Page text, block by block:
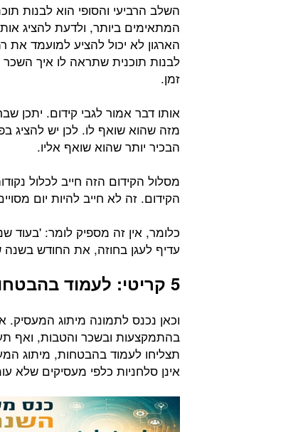
השלב הרביעי והסופי הוא לבנות
המתאימים ביותר, ולדעת להציג
הארגון לא יכול להציע למועמד
לבנות תוכנית שתראה לו איך השכר
זמן.
אותו דבר אמור לגבי קידום. יתכן
מזה שהוא שואף לו. לכן יש להציג
הבכיר יותר שהוא שואף אליו.
מסלול הקידום הזה חייב לכלול
הקידום. זה לא חייב להיות יום
כלומר, אין זה מספיק לומר: 'בעוד
עדיף לעגן בחוזה, את החודש בשנה
5 קריטי: לעמוד בהבטחות
וכאן נכנס לתמונה מיתוג המעסיק.
בהתמקצעות ובשכר והטבות, ואף
תצליחו לעמוד בהבטחות, מיתוג
אינן סלחניות כלפי מעסיקים שלא